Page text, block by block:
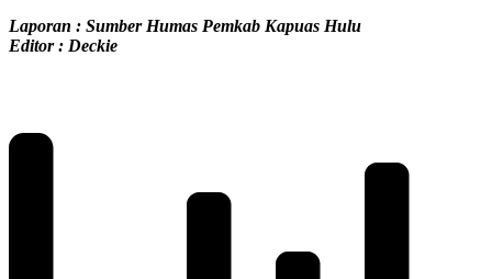
Laporan : Sumber Humas Pemkab Kapuas Hulu
Editor : Deckie